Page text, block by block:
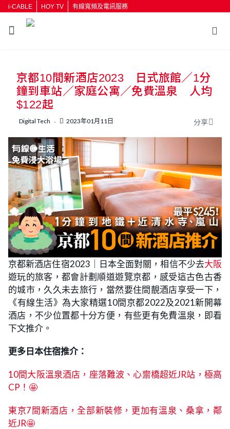
i-CABLE HOY TV 有線寬頻及電訊服務
京都10間新酒店2023 日式旅館／1分
鐘到車站／家庭公寓／免費溫泉 人均
$122起
Digital Tech 2023年01月11日 分享
京都新酒店住宿2023｜日本全面對關，相信不少去大阪
遊玩的旅客，都會計劃順道遊覽京都，感受這古色古香
的城市，久久未去旅行，當然要住間靚酒店享受一下，
《有線生活》為大家精選10間京都2022及2021新開幕
酒店，不少位置都十分方便，有些更有免費溫泉，即看
下文推介。
更多日本住宿推介：
10間大阪溫泉酒店，座落難波、心齋橋超近JR站，極高
CP！🤩
東京7間新酒店，全部新裝修，更加有溫泉、桑拿，鄰
近JR🤩